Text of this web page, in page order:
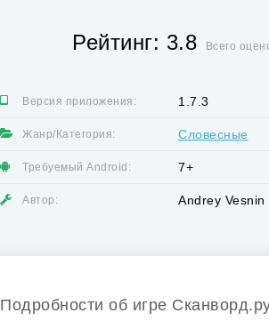
Рейтинг: 3.8 Всего
Версия приложения: 1.7.3
Жанр/Категория: Словесные
Требуемый Android: 7+
Автор: Andrey Vesnin
Подробности об игре